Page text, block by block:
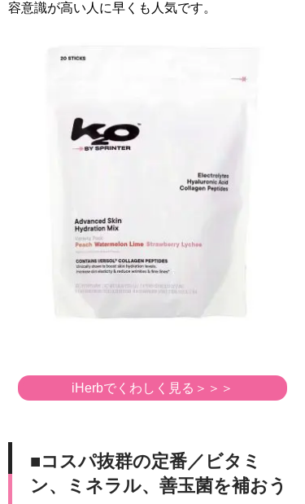
容意識が高い人に早くも人気です。
iHerbでくわしく見る＞＞＞
■コスパ抜群の定番／ビタミ
ン、ミネラル、善玉菌を補おう